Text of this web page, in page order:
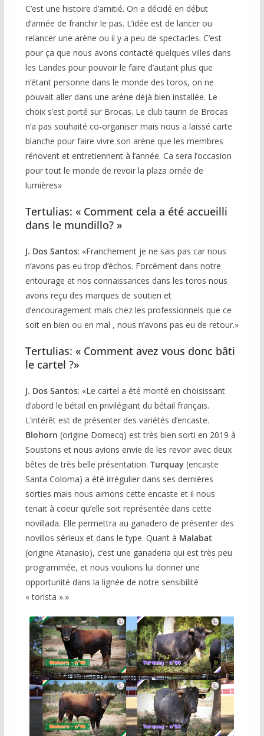
C’est une histoire d’amitié. On a décidé en début
d’année de franchir le pas. L’idée est de lancer ou
relancer une arène ou il y a peu de spectacles. C’est
pour ça que nous avons contacté quelques villes dans
les Landes pour pouvoir le faire d’autant plus que
n’étant personne dans le monde des toros, on ne
pouvait aller dans une arène déjà bien installée. Le
choix s’est porté sur Brocas. Le club taurin de Brocas
n’a pas souhaité co-organiser mais nous a laissé carte
blanche pour faire vivre son arène que les membres
rénovent et entretiennent à l’année. Ca sera l’occasion
pour tout le monde de revoir la plaza ornée de
lumières»
Tertulias: « Comment cela a été accueilli
dans le mundillo? »
J. Dos Santos: «Franchement je ne sais pas car nous
n’avons pas eu trop d’échos. Forcément dans notre
entourage et nos connaissances dans les toros nous
avons reçu des marques de soutien et
d’encouragement mais chez les professionnels que ce
soit en bien ou en mal , nous n’avons pas eu de retour.»
Tertulias: « Comment avez vous donc bâti
le cartel ?»
J. Dos Santos: «Le cartel a été monté en choisissant
d’abord le bétail en privilégiant du bétail français.
L’intérêt est de présenter des variétés d’encaste.
Blohorn (origine Domecq) est très bien sorti en 2019 à
Soustons et nous avions envie de les revoir avec deux
bêtes de très belle présentation. Turquay(encaste
Santa Coloma) a été irrégulier dans ses dernières
sorties mais nous aimons cette encaste et il nous
tenait à coeur qu’elle soit représentée dans cette
novillada. Elle permettra au ganadero de présenter des
novillos sérieux et dans le type. Quant à Malabat
(origine Atanasio), c’est une ganaderia qui est très peu
programmée, et nous voulions lui donner une
opportunité dans la lignée de notre sensibilité
« torista ».»